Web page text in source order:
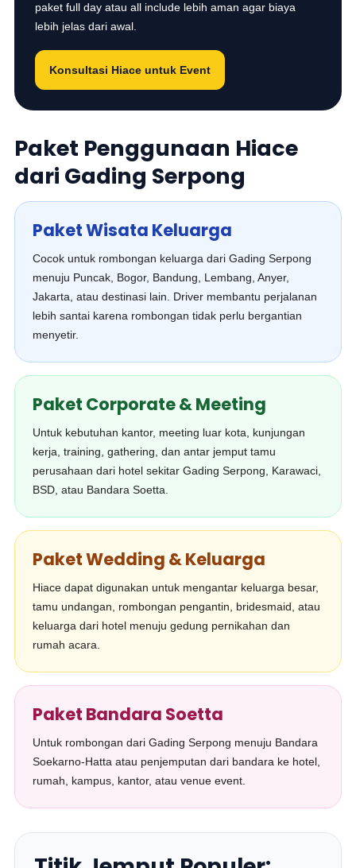
paket full day atau all include lebih aman agar biaya
lebih jelas dari awal.
Konsultasi Hiace untuk Event
Paket Penggunaan Hiace
dari Gading Serpong
Paket Wisata Keluarga
Cocok untuk rombongan keluarga dari Gading Serpong
menuju Puncak, Bogor, Bandung, Lembang, Anyer,
Jakarta, atau destinasi lain. Driver membantu perjalanan
lebih santai karena rombongan tidak perlu bergantian
menyetir.
Paket Corporate & Meeting
Untuk kebutuhan kantor, meeting luar kota, kunjungan
kerja, training, gathering, dan antar jemput tamu
perusahaan dari hotel sekitar Gading Serpong, Karawaci,
BSD, atau Bandara Soetta.
Paket Wedding & Keluarga
Hiace dapat digunakan untuk mengantar keluarga besar,
tamu undangan, rombongan pengantin, bridesmaid, atau
keluarga dari hotel menuju gedung pernikahan dan
rumah acara.
Paket Bandara Soetta
Untuk rombongan dari Gading Serpong menuju Bandara
Soekarno-Hatta atau penjemputan dari bandara ke hotel,
rumah, kampus, kantor, atau venue event.